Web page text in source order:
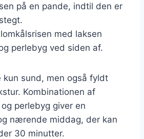
på en pande, indtil den er
med laksen
perlebyg ved siden af.
kun sund, men også fyldt
Kombinationen af
perlebyg giver en
nærende middag, der kan
30 minutter.